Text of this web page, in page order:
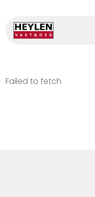
Failed to fetch